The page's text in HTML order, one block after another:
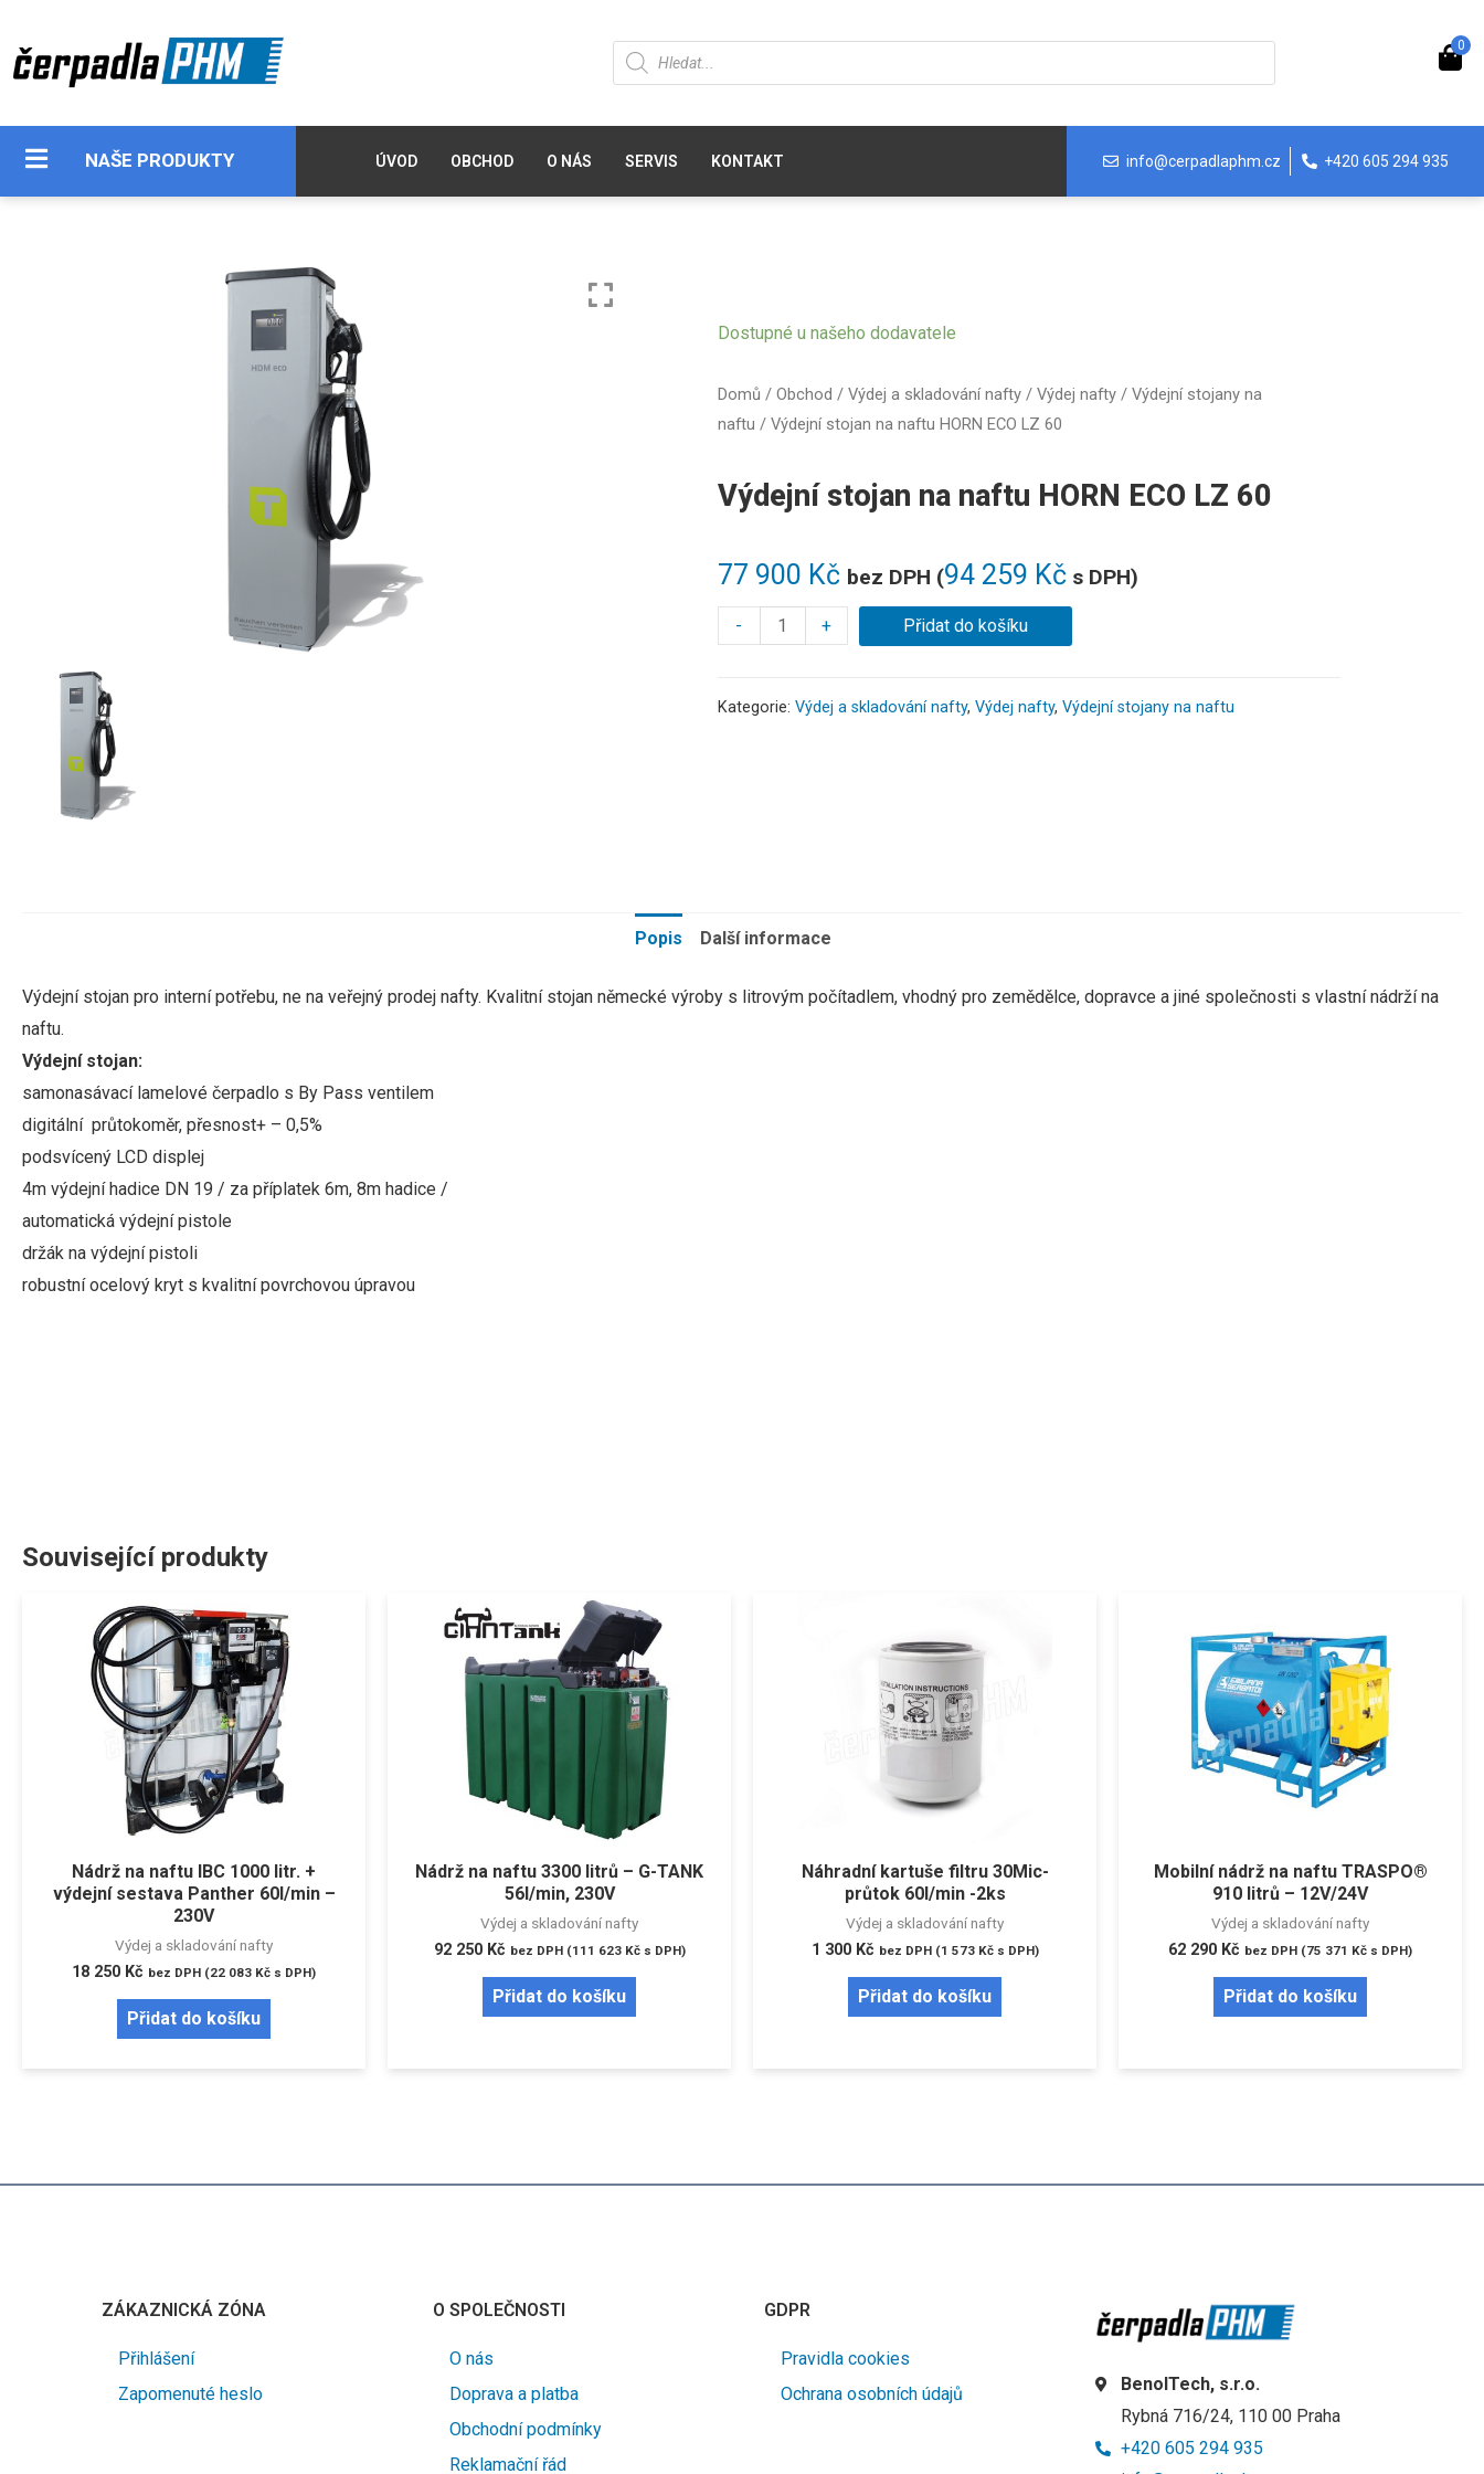
0
NAŠE PRODUKTY ÚVOD OBCHOD O NÁS SERVIS KONTAKT info@cerpadlaphm.cz +420 605 294 935
Domů / Obchod / Výdej a skladování nafty/ Výdej nafty/ Výdejní stojany na
naftu / Výdejní stojan na naftu HORN ECO LZ 60
Výdejní stojan na naftu HORN ECO LZ 60
77 900 Kč bez DPH (94 259 Kčs DPH)
Dostupné u našeho dodavatele
- + Přidat do košíku
Kategorie: Výdej a skladování nafty, Výdej nafty, Výdejní stojany na naftu
Popis Další informace
Výdejní stojan pro interní potřebu, ne na veřejný prodej nafty. Kvalitní stojan německé výroby s litrovým počítadlem, vhodný pro zemědělce, dopravce a jiné společnosti s vlastní nádrží na
naftu.
Výdejní stojan:
samonasávací lamelové čerpadlo s By Pass ventilem
digitální průtokoměr, přesnost+ – 0,5%
podsvícený LCD displej
4m výdejní hadice DN 19 / za příplatek 6m, 8m hadice /
automatická výdejní pistole
držák na výdejní pistoli
robustní ocelový kryt s kvalitní povrchovou úpravou
Související produkty
Nádrž na naftu IBC 1000 litr. +
výdejní sestava Panther 60l/min –
230V
Výdej a skladování nafty
18 250 Kč bez DPH (22 083 Kč s DPH)
Přidat do košíku
Nádrž na naftu 3300 litrů – G-TANK
56l/min, 230V
Výdej a skladování nafty
92 250 Kč bez DPH (111 623 Kčs DPH)
Přidat do košíku
Náhradní kartuše filtru 30Mic-
průtok 60l/min -2ks
Výdej a skladování nafty
1 300 Kč bez DPH (1 573 Kčs DPH)
Přidat do košíku
Mobilní nádrž na naftu TRASPO®
910 litrů – 12V/24V
Výdej a skladování nafty
62 290 Kč bez DPH (75 371 Kč s DPH)
Přidat do košíku
ZÁKAZNICKÁ ZÓNA
Přihlášení
Zapomenuté heslo
O SPOLEČNOSTI
O nás
Doprava a platba
Obchodní podmínky
Reklamační řád
GDPR
Pravidla cookies
Ochrana osobních údajů
BenolTech, s.r.o.
Rybná 716/24, 110 00 Praha
+420 605 294 935